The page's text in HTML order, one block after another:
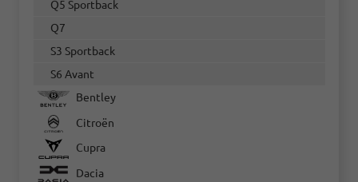
Q5 Sportback
Q7
S3 Sportback
S6 Avant
Bentley
Citroën
Cupra
Dacia